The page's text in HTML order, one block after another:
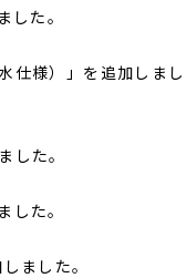
た。
仕様）」を追加しまし
した。
た。
ました。